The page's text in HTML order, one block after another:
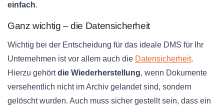
einfach.
Ganz wichtig – die Datensicherheit
Wichtig bei der Entscheidung für das ideale DMS für Ihr
Unternehmen ist vor allem auch die Datensicherheit.
Hierzu gehörtdie Wiederherstellung, wenn Dokumente
versehentlich nicht im Archiv gelandet sind, sondern
gelöscht wurden. Auch muss sicher gestellt sein, dass ein